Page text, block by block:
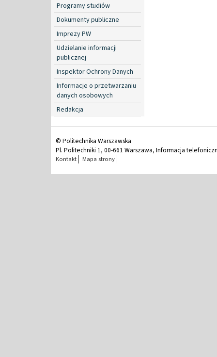
Programy studiów
Dokumenty publiczne
Imprezy PW
Udzielanie informacji
publicznej
Inspektor Ochrony Danych
Informacje o przetwarzaniu
danych osobowych
Redakcja
© Politechnika Warszawska
Pl. Politechniki 1, 00-661 Warszawa, Informacja
Kontakt Mapa strony